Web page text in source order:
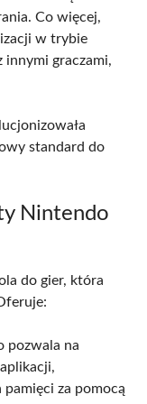
Co więcej,
w trybie
graczami,
standard do
Nintendo
do gier, która
pozwala na
pamięci za pomocą